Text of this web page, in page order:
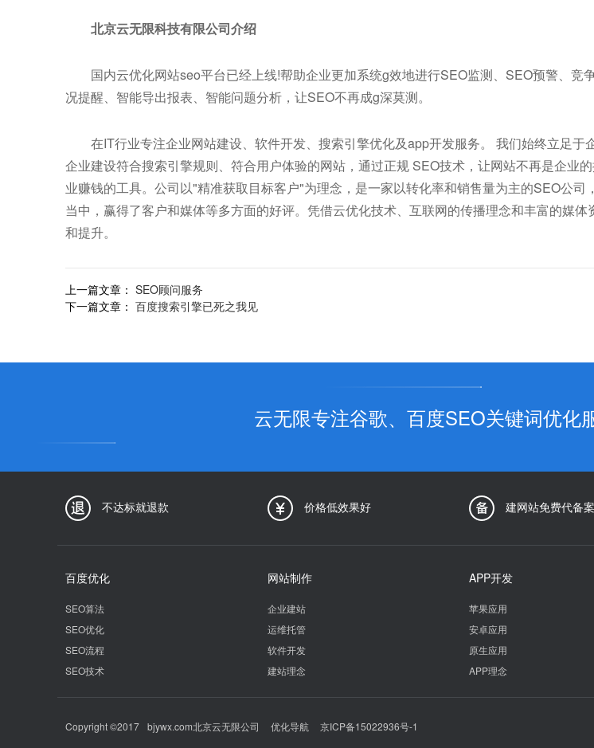
北京云无限科技有限公司介绍
国内云优化网站seo平台已经上线!帮助企业更加系统g效地进行SEO监测、SEO预警、竞
况提醒、智能导出报表、智能问题分析，让SEO不再成g深莫测。
在IT行业专注企业网站建设、软件开发、搜索引擎优化及app开发服务。 我们始终立足于
企业建设符合搜索引擎规则、符合用户体验的网站，通过正规 SEO技术，让网站不再是企业
业赚钱的工具。公司以"精准获取目标客户"为理念，是一家以转化率和销售量为主的SEO公司
当中，赢得了客户和媒体等多方面的好评。凭借云优化技术、互联网的传播理念和丰富的媒体
和提升。
上一篇文章： SEO顾问服务
下一篇文章： 百度搜索引擎已死之我见
云无限专注谷歌、百度SEO关键词优化
不达标就退款 价格低效果好 建网站免费代备案
百度优化
SEO算法
SEO优化
SEO流程
SEO技术
网站制作
企业建站
运维托管
软件开发
建站理念
APP开发
苹果应用
安卓应用
原生应用
APP理念
Copyright ©2017 bjywx.com北京云无限公司 优化导航 京ICP备15022936号-1